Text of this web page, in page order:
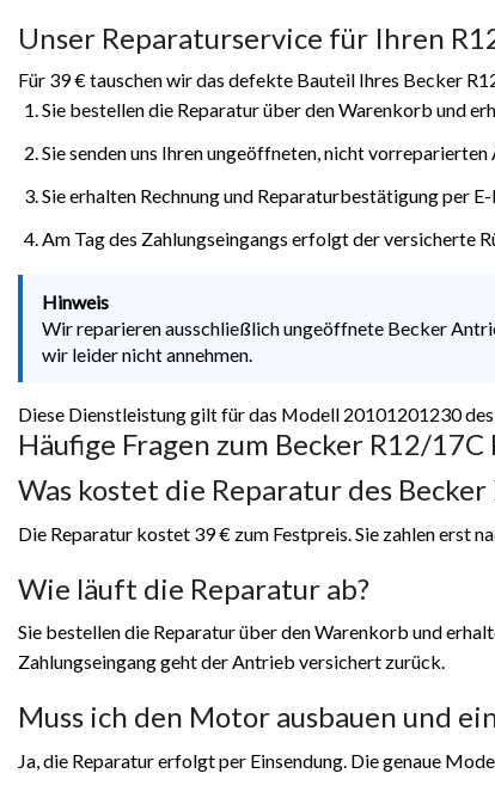
Unser Reparaturservice für Ihren
Für 39 € tauschen wir das defekte Bauteil Ihres Becker
Sie bestellen die Reparatur über den Warenkorb und
Sie senden uns Ihren ungeöffneten, nicht
Sie erhalten Rechnung und Reparaturbestätigung per
Am Tag des Zahlungseingangs erfolgt der versicherte
Hinweis
Wir reparieren ausschließlich ungeöffnete Becker
wir leider nicht annehmen.
Diese Dienstleistung gilt für das Modell 20101201230
Häufige Fragen zum Becker R12/
Was kostet die Reparatur des
Die Reparatur kostet 39 € zum Festpreis. Sie zahlen erst
Wie läuft die Reparatur ab?
Sie bestellen die Reparatur über den Warenkorb und
Zahlungseingang geht der Antrieb versichert zurück.
Muss ich den Motor ausbauen und
Ja, die Reparatur erfolgt per Einsendung. Die genaue